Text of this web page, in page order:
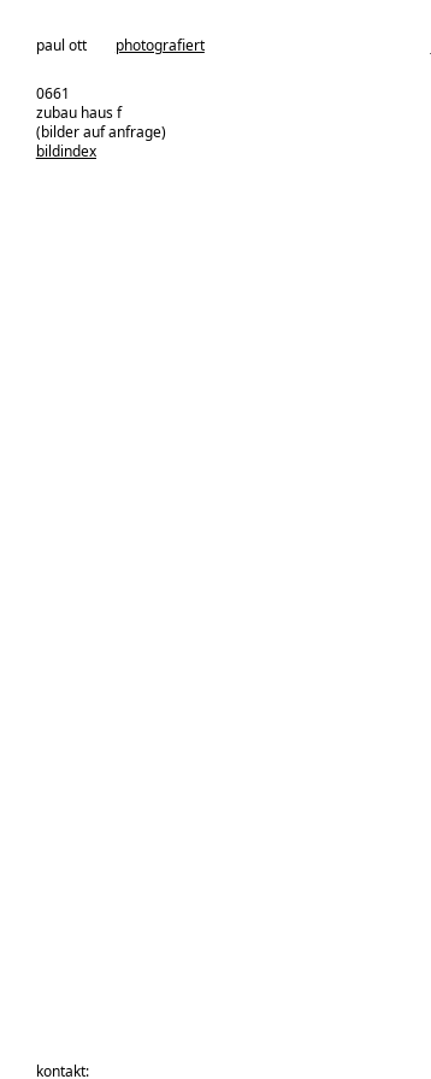
paul ott photografiert
0661
zubau haus f
(bilder auf anfrage)
bildindex
kontakt: